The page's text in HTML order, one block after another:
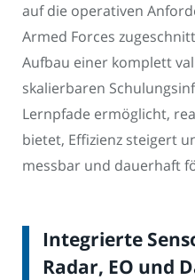
auf die operativen
Armed Forces
Aufbau einer komplett
skalierbaren
Lernpfade ermöglicht,
bietet, Effizienz steigert
messbar und dauerhaft
Integrierte
Radar, EO und